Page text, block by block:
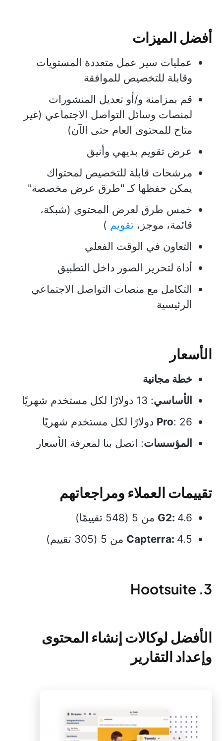
أفضل الميزات
عمليات سير عمل متعددة المستويات
وقابلة للتخصيص للموافقة
قم بمزامنة و/أو تعديل المنشورات
لمنصات وسائل التواصل الاجتماعي (غير
متاح للمحتوى العام حتى الآن)
عرض تقويم بديهي وأنيق
مرشحات قابلة للتخصيص لمحتواك
يمكن حفظها كـ "طرق عرض مخصصة"
خمس طرق لعرض المحتوى (شبكة،
قائمة، موجز، تقويم )
التعاون في الوقت الفعلي
أداة لتحرير الصور داخل التطبيق
التكامل مع منصات التواصل الاجتماعي
الرئيسية
الأسعار
خطة مجانية
الأساسي: 13 دولارًا لكل مستخدم شهريًا
Pro: 26 دولارًا لكل مستخدم شهريًا
المؤسسات: اتصل بنا لمعرفة الأسعار
تقييمات العملاء ومراجعاتهم
G2: 4.6 من 5 (548 تقييمًا)
Capterra: 4.5 من 5 (305 تقييم)
3. Hootsuite
الأفضل لوكالات إنشاء المحتوى
وإعداد التقارير